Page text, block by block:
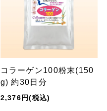
コラーゲン100粉末(150
g) 約30日分
2,376円(税込)